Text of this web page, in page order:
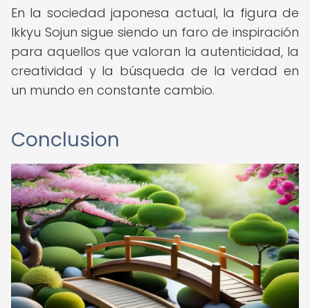
En la sociedad japonesa actual, la figura de
Ikkyu Sojun sigue siendo un faro de inspiración
para aquellos que valoran la autenticidad, la
creatividad y la búsqueda de la verdad en
un mundo en constante cambio.
Conclusion